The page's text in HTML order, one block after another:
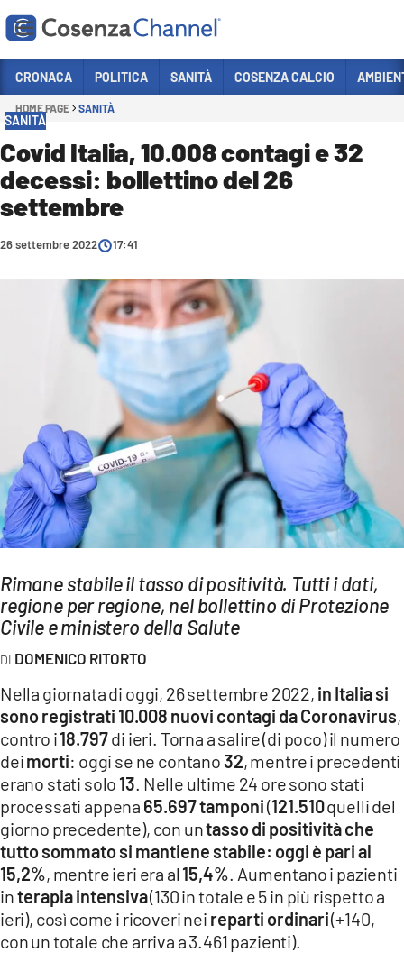
Sezioni
CRONACA
POLITICA
COSENZA CALCIO
ECONOMIA E LAVORO
Streaming
LAC TV
LAC NETWORK
LAC ONAIR
LaC
Network
LACONAIR.IT
LACITYMAG.IT
ILREGGINO.IT
COSENZACHANNEL.IT
ILVIBONESE.IT
CATANZAROCHANNEL.IT
LACAPITALENEWS.IT
CRONACA POLITICA SANITÀ COSENZA CALCIO
HOME PAGE SANITÀ
SANITÀ
Covid Italia, 10.008 contagi e 32
decessi: bollettino del 26
settembre
26 settembre 2022 17:41
Rimane stabile il tasso di positività. Tutti i dati,
regione per regione, nel bollettino di Protezione
Civile e ministero della Salute
DOMENICO RITORTO
Nella giornata di oggi, 26 settembre 2022, in Italia si
sono registrati 10.008 nuovi contagi da Coronavirus,
contro i18.797di ieri. Torna a salire (di poco) il numero
deimorti: oggi se ne contano32, mentre i precedenti
erano stati solo 13 . Nelle ultime 24 ore sono stati
processati appena 65.697 tamponi(121.510quelli del
giorno precedente), con untasso di positività che
tutto sommato si mantiene stabile: oggi è pari al
15,2%, mentre ieri era al 15,4% . Aumentano i pazienti
interapia intensiva(130 in totale e 5 in più rispetto a
ieri), così come i ricoveri nei reparti ordinari(+140,
con un totale che arriva a 3.461 pazienti).